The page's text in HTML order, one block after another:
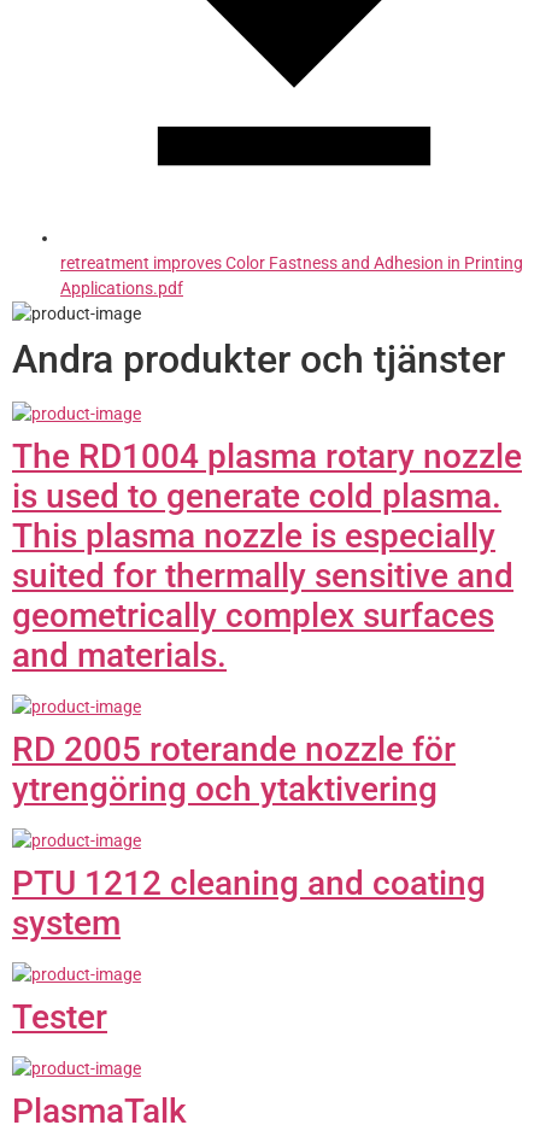
retreatment improves Color Fastness and Adhesion in Printing
Applications.pdf
Andra produkter och tjänster
The RD1004 plasma rotary nozzle
is used to generate cold plasma.
This plasma nozzle is especially
suited for thermally sensitive and
geometrically complex surfaces
and materials.
RD 2005 roterande nozzle för
ytrengöring och ytaktivering
PTU 1212 cleaning and coating
system
Tester
PlasmaTalk